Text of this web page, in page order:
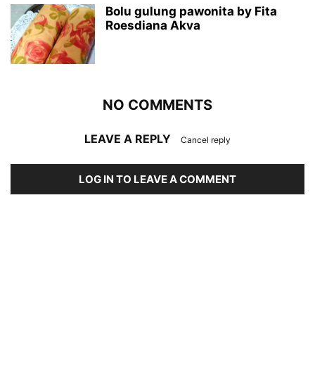
Bolu gulung pawonita by Fita
Roesdiana Akva
NO COMMENTS
LEAVE A REPLY Cancel reply
LOG IN TO LEAVE A COMMENT